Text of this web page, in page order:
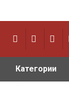
Категории